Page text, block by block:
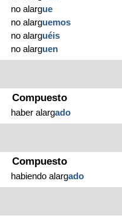
no alargue
no alarguemos
no alarguéis
no alarguen
Compuesto
haber alargado
Compuesto
habiendo alargado